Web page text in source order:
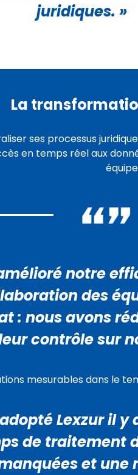
juridiques. »
La
ses processus
en temps réel aux
notre
des
: nous avons
contrôle sur
mesurables dans le
Lexzur il
de traitement
et une